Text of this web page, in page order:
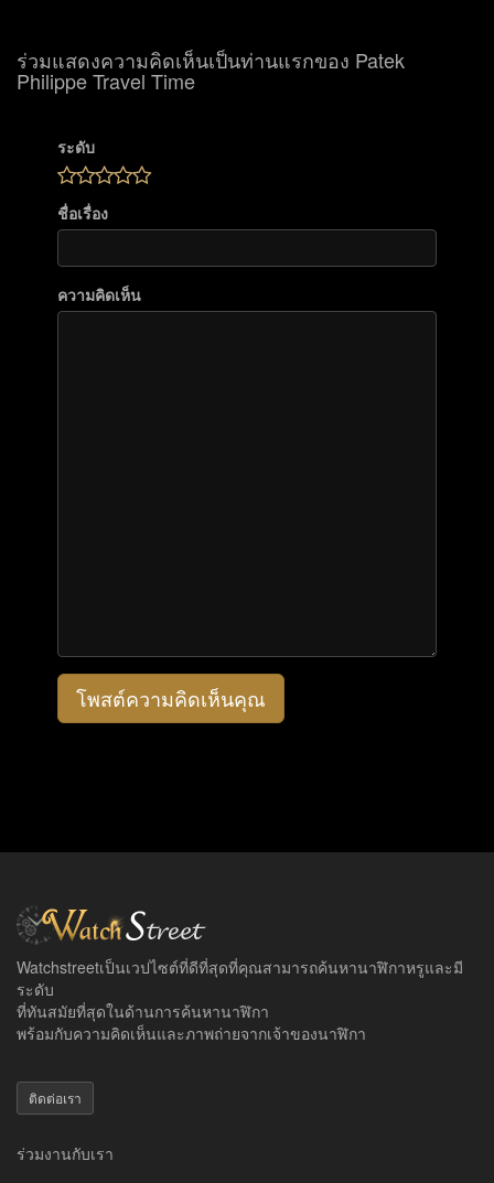
ร่วมแสดงความคิดเห็นเป็นท่านแรกของ Patek
Philippe Travel Time
ระดับ
ชื่อเรื่อง
ความคิดเห็น
โพสต์ความคิดเห็นคุณ
Watchstreetเป็นเวปไซต์ที่ดีที่สุดที่คุณสามารถค้นหานาฬิกาหรูและมี
ระดับ
ที่ทันสมัยที่สุดในด้านการค้นหานาฬิกา
พร้อมกับความคิดเห็นและภาพถ่ายจากเจ้าของนาฬิกา
ติดต่อเรา
ร่วมงานกับเรา